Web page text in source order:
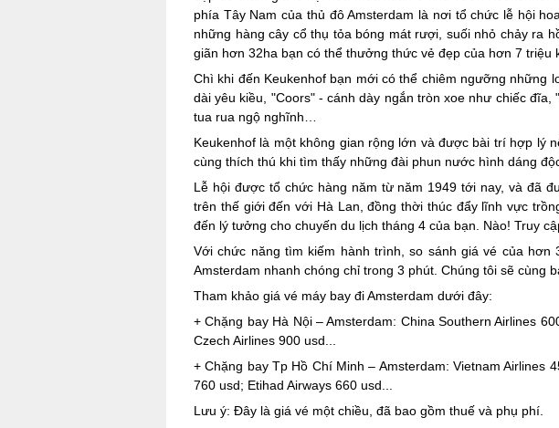
phía Tây Nam của thủ đô Amsterdam là nơi tổ chức lễ hội
những hàng cây cổ thụ tỏa bóng mát rượi, suối nhỏ chảy ra
giãn hơn 32ha bạn có thể thưởng thức vẻ đẹp của hơn 7 triệu
Chì khi đến Keukenhof bạn mới có thể chiêm ngưỡng những
dài yêu kiều, "Coors" - cánh dày ngắn tròn xoe như chiếc
tua rua ngộ nghĩnh…
Keukenhof là một không gian rộng lớn và được bài trí hợp lý
cùng thích thú khi tìm thấy những đài phun nước hình dáng
Lễ hội được tổ chức hàng năm từ năm 1949 tới nay, và đã
trên thế giới đến với Hà Lan, đồng thời thúc đẩy lĩnh vực
đến lý tưởng cho chuyến du lịch tháng 4 của bạn. Nào! Truy
Với chức năng tìm kiếm hành trình, so sánh giá vé của
Amsterdam nhanh chóng chỉ trong 3 phút. Chúng tôi sẽ cùng
Tham khảo giá vé máy bay đi Amsterdam dưới đây:
+ Chặng bay Hà Nội – Amsterdam: China Southern Airlines
Czech Airlines 900 usd...
+ Chặng bay Tp Hồ Chí Minh – Amsterdam: Vietnam Airlines
760 usd; Etihad Airways 660 usd...
Lưu ý: Đây là giá vé một chiều, đã bao gồm thuế và phụ phí.